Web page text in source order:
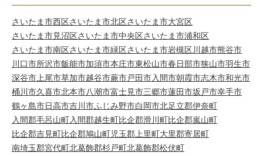
さいたま市西区さいたま市北区さいたま市大宮区
さいたま市見沼区さいたま市中央区さいたま市浦和区
さいたま市南区さいたま市緑区さいたま市岩槻区川越市熊谷市
川口市所沢市飯能市加須市本庄市東松山市春日部市狭山市羽生市
深谷市 上尾市草加市越谷市蕨市戸田市入間市朝霞市志木市和光市
桶川市久喜市北本市八潮市富士見市三郷市蓮田市坂戸市幸手市
鶴ヶ島市日高市吉川市ふじみ野市白岡市北足立郡伊奈町
入間郡毛呂山町入間郡越生町比企郡滑川町比企郡嵐山町
比企郡吉見町比企郡鳩山町児玉郡上里町大里郡寄居町
南埼玉郡宮代町北葛飾郡杉戸町北葛飾郡松伏町